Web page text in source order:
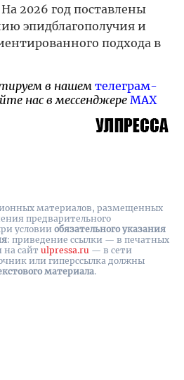
2026 год поставлены
эпидблагополучия и
подхода в
в нашем телеграм-
нас в мессенджере MAX
материалов, размещенных
предварительного
условии обязательного указания
: приведение ссылки — в печатных
на cайт ulpressa.ru — в сети
или гиперссылка должны
материала.